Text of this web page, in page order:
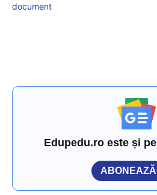
document
Edupedu.ro este și